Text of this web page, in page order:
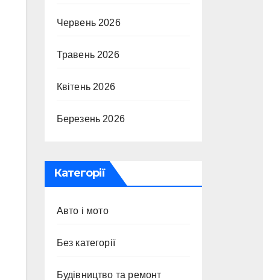
Червень 2026
Травень 2026
Квітень 2026
Березень 2026
Категорії
Авто і мото
Без категорії
Будівництво та ремонт